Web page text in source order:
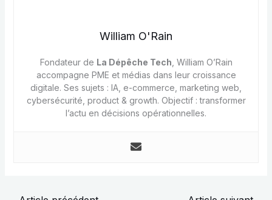
William O'Rain
Fondateur de La Dépêche Tech , William O’Rain
accompagne PME et médias dans leur croissance
digitale. Ses sujets : IA, e-commerce, marketing web,
cybersécurité, product & growth. Objectif : transformer
l’actu en décisions opérationnelles.